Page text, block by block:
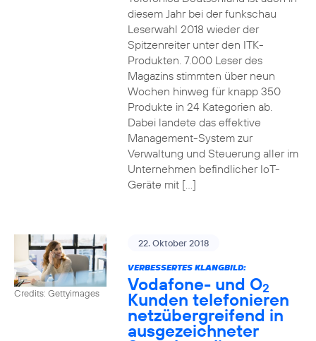
diesem Jahr bei der funkschau
Leserwahl 2018 wieder der
Spitzenreiter unter den ITK-
Produkten. 7.000 Leser des
Magazins stimmten über neun
Wochen hinweg für knapp 350
Produkte in 24 Kategorien ab.
Dabei landete das effektive
Management-System zur
Verwaltung und Steuerung aller im
Unternehmen befindlicher IoT-
Geräte mit […]
Credits: Gettyimages
22. Oktober 2018
VERBESSERTES KLANGBILD:
Vodafone- und O2
Kunden telefonieren
netzübergreifend in
ausgezeichneter